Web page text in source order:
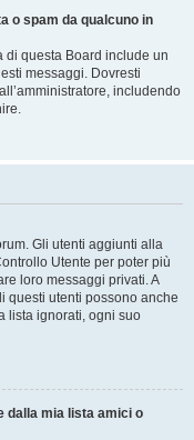
o spam da qualcuno in
di questa Board include un
messaggi. Dovresti
includendo
Gli utenti aggiunti alla
Utente per poter più
loro messaggi privati. A
questi utenti possono anche
lista ignorati, ogni suo
dalla mia lista amici o